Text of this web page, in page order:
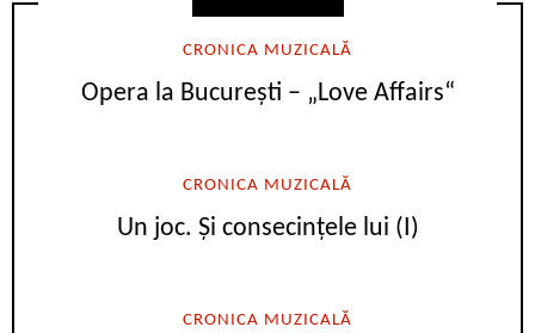
CRONICA MUZICALĂ
Opera la București – „Love Affairs“
CRONICA MUZICALĂ
Un joc. Și consecințele lui (I)
CRONICA MUZICALĂ